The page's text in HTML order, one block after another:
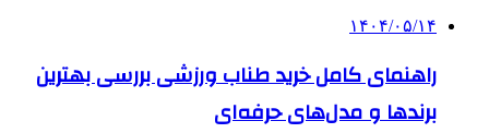
۱۴۰۴/۰۵/۱۴
راهنمای کامل خرید طناب ورزشی بررسی بهترین
برندها و مدل‌های حرفه‌ای